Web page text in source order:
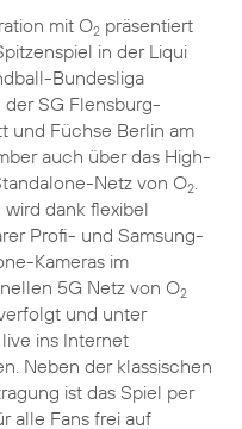
mit O2präsentiert
in der Liqui
Bundesliga
der SG Flensburg-
und Füchse Berlin am
auch über das High-
Netz von O2.
wird dank flexibel
Profi- und Samsung-
Kameras im
5G Netz von O2
und unter
ins Internet
Neben der klassischen
ist das Spiel per
alle Fans frei auf